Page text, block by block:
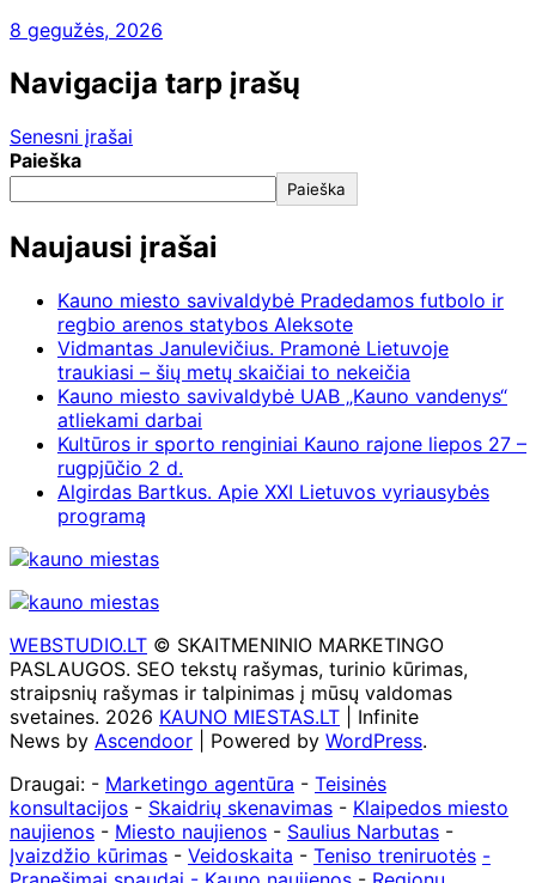
8 gegužės, 2026
Navigacija tarp įrašų
Senesni įrašai
Paieška
Paieška
Naujausi įrašai
Kauno miesto savivaldybė Pradedamos futbolo ir
regbio arenos statybos Aleksote
Vidmantas Janulevičius. Pramonė Lietuvoje
traukiasi – šių metų skaičiai to nekeičia
Kauno miesto savivaldybė UAB „Kauno vandenys“
atliekami darbai
Kultūros ir sporto renginiai Kauno rajone liepos 27 –
rugpjūčio 2 d.
Algirdas Bartkus. Apie XXI Lietuvos vyriausybės
programą
WEBSTUDIO.LT © SKAITMENINIO MARKETINGO
PASLAUGOS. SEO tekstų rašymas, turinio kūrimas,
straipsnių rašymas ir talpinimas į mūsų valdomas
svetaines. 2026 KAUNO MIESTAS.LT | Infinite
News by Ascendoor | Powered by WordPress.
Draugai: - Marketingo agentūra - Teisinės
konsultacijos - Skaidrių skenavimas - Klaipedos miesto
naujienos - Miesto naujienos - Saulius Narbutas -
Įvaizdžio kūrimas - Veidoskaita - Teniso treniruotės -